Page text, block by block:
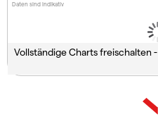
Daten sind indikativ
Vollständige Charts freischalten -